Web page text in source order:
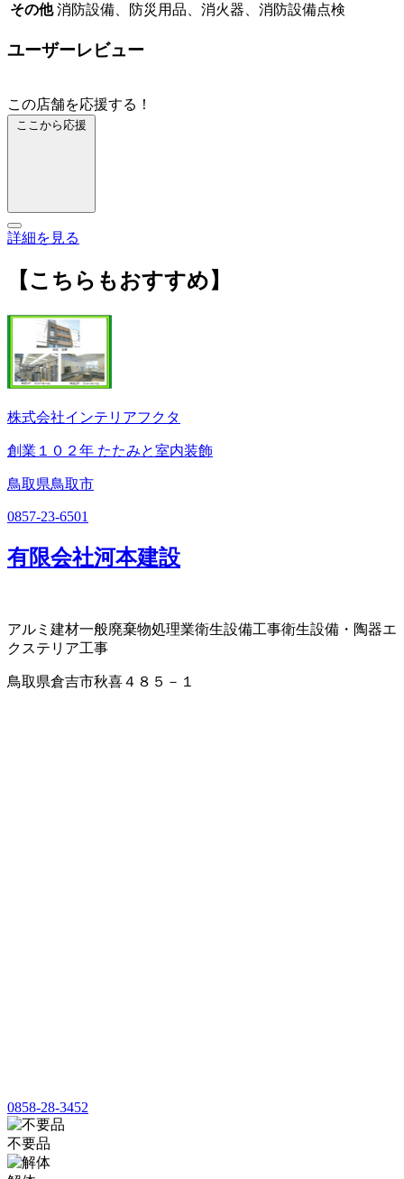
その他 消防設備、防災用品、消火器、消防設備点検
ユーザーレビュー
この店舗を応援する！
ここから応援
詳細を見る
【こちらもおすすめ】
株式会社インテリアフクタ
創業１０２年 たたみと室内装飾
鳥取県鳥取市
0857-23-6501
有限会社河本建設
アルミ建材一般廃棄物処理業衛生設備工事衛生設備・陶器エ
クステリア工事
鳥取県倉吉市秋喜４８５－１
0858-28-3452
不要品